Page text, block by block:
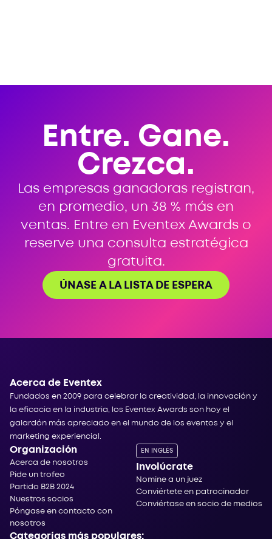
Entre. Gane.
Crezca.
Las empresas ganadoras registran,
en promedio, un 38 % más en
ventas. Entre en Eventex Awards o
reserve una consulta estratégica
gratuita.
ÚNASE A LA LISTA DE ESPERA
Acerca de Eventex
Fundados en 2009 para celebrar la creatividad, la innovación y
la eficacia en la industria, los Eventex Awards son hoy el
galardón más apreciado en el mundo de los eventos y el
marketing experiencial.
Organización
Acerca de nosotros
Pide un trofeo
Partido B2B 2024
Nuestros socios
Póngase en contacto con
nosotros
EN INGLÉS
Involúcrate
Nomine a un juez
Conviértete en patrocinador
Conviértase en socio de medios
Categorías más populares: